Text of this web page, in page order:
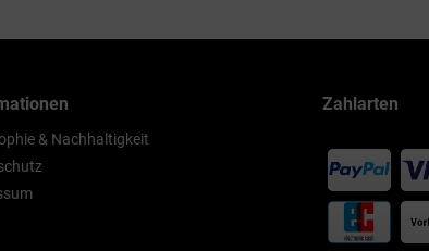
& Nachhaltigkeit
Zahlarten